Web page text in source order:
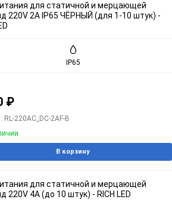
для статичной и мерцающей
220V 2A IP65 ЧЁРНЫЙ (для 1-10 штук) -
IP65
₽
RL-220AC_DC-2AF-B
В корзину
для статичной и мерцающей
220V 4A (до 10 штук) - RICH LED